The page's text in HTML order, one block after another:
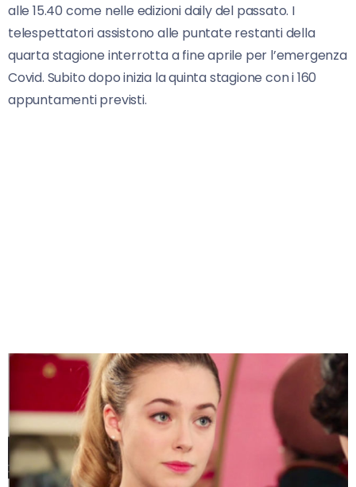
alle 15.40 come nelle edizioni daily del passato. I
telespettatori assistono alle puntate restanti della
quarta stagione interrotta a fine aprile per l’emergenza
Covid. Subito dopo inizia la quinta stagione con i 160
appuntamenti previsti.